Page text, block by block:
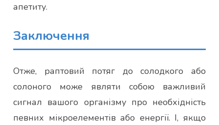
апетиту.
Заключення
Отже, раптовий потяг до солодкого або
солоного може являти собою важливий
сигнал вашого організму про необхідність
певних мікроелементів або енергії. І, якщо